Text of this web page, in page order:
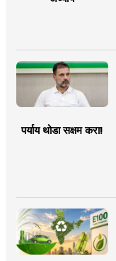
पर्याय थोडा सक्षम करा!